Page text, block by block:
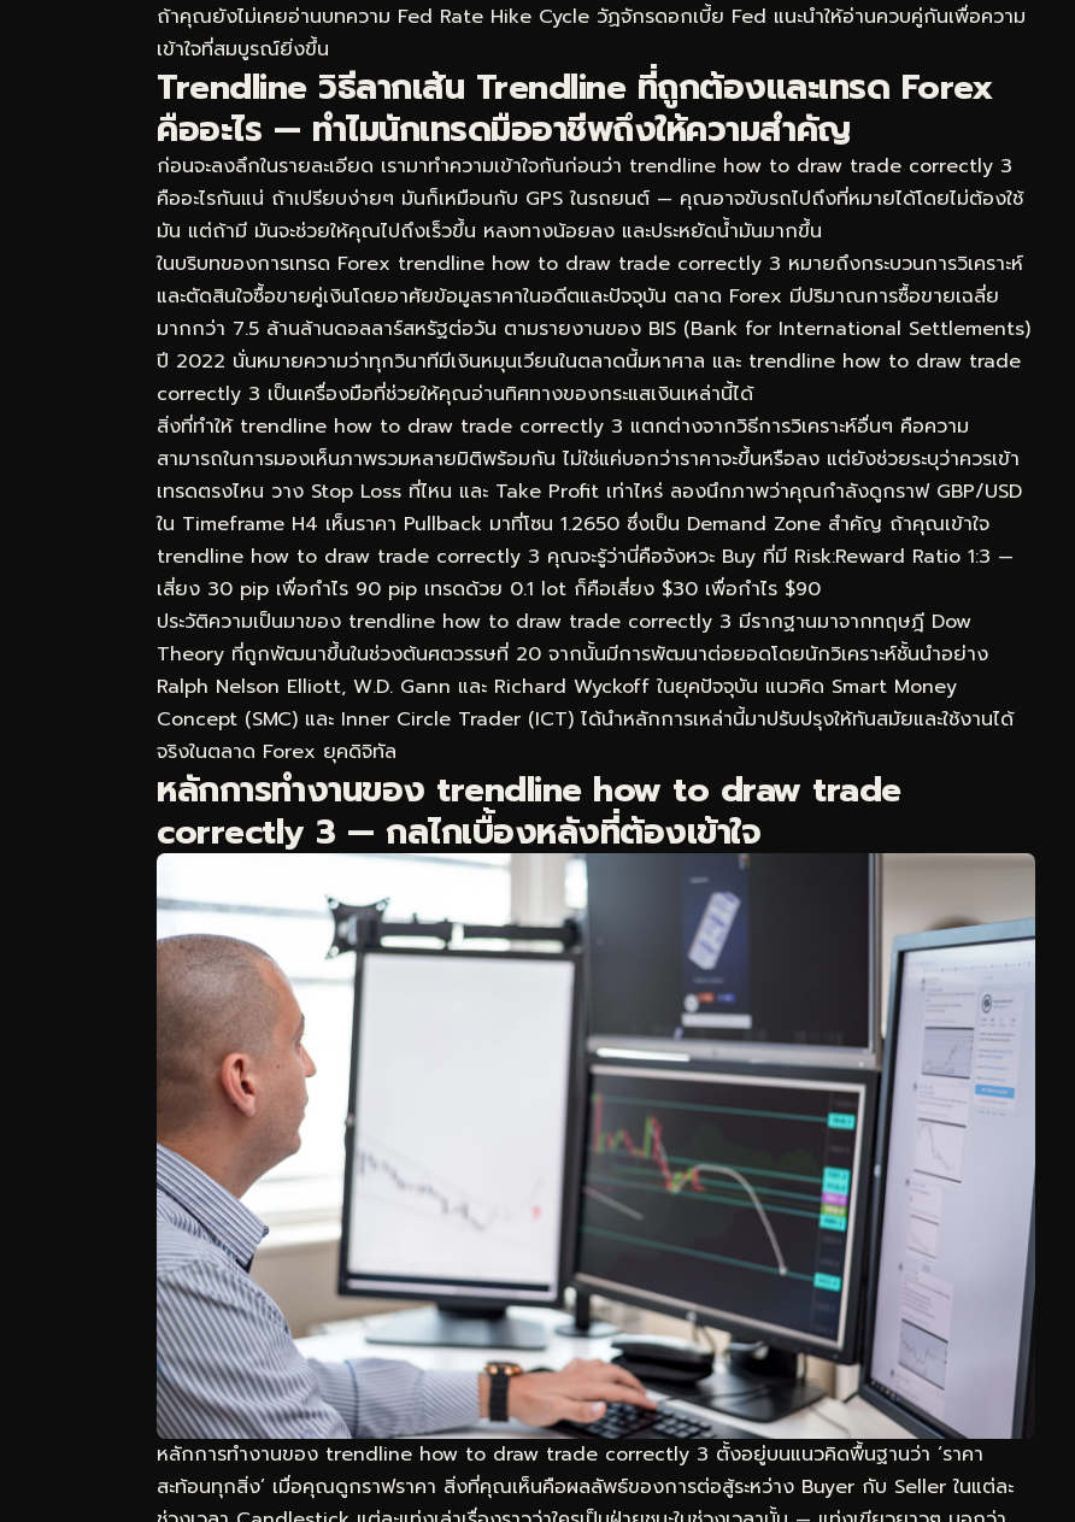
ถ้าคุณยังไม่เคยอ่านบทความ Fed Rate Hike Cycle วัฏจักรดอกเบี้ย Fed แนะนำให้อ่านควบคู่กันเพื่อความ
เข้าใจที่สมบูรณ์ยิ่งขึ้น
Trendline วิธีลากเส้น Trendline ที่ถูกต้องและเทรด Forex
คืออะไร — ทำไมนักเทรดมืออาชีพถึงให้ความสำคัญ
ก่อนจะลงลึกในรายละเอียด เรามาทำความเข้าใจกันก่อนว่า trendline how to draw trade correctly 3
คืออะไรกันแน่ ถ้าเปรียบง่ายๆ มันก็เหมือนกับ GPS ในรถยนต์ — คุณอาจขับรถไปถึงที่หมายได้โดยไม่ต้องใช้
มัน แต่ถ้ามี มันจะช่วยให้คุณไปถึงเร็วขึ้น หลงทางน้อยลง และประหยัดน้ำมันมากขึ้น
ในบริบทของการเทรด Forex trendline how to draw trade correctly 3 หมายถึงกระบวนการวิเคราะห์
และตัดสินใจซื้อขายคู่เงินโดยอาศัยข้อมูลราคาในอดีตและปัจจุบัน ตลาด Forex มีปริมาณการซื้อขายเฉลี่ย
มากกว่า 7.5 ล้านล้านดอลลาร์สหรัฐต่อวัน ตามรายงานของ BIS (Bank for International Settlements)
ปี 2022 นั่นหมายความว่าทุกวินาทีมีเงินหมุนเวียนในตลาดนี้มหาศาล และ trendline how to draw trade
correctly 3 เป็นเครื่องมือที่ช่วยให้คุณอ่านทิศทางของกระแสเงินเหล่านี้ได้
สิ่งที่ทำให้ trendline how to draw trade correctly 3 แตกต่างจากวิธีการวิเคราะห์อื่นๆ คือความ
สามารถในการมองเห็นภาพรวมหลายมิติพร้อมกัน ไม่ใช่แค่บอกว่าราคาจะขึ้นหรือลง แต่ยังช่วยระบุว่าควรเข้า
เทรดตรงไหน วาง Stop Loss ที่ไหน และ Take Profit เท่าไหร่ ลองนึกภาพว่าคุณกำลังดูกราฟ GBP/USD
ใน Timeframe H4 เห็นราคา Pullback มาที่โซน 1.2650 ซึ่งเป็น Demand Zone สำคัญ ถ้าคุณเข้าใจ
trendline how to draw trade correctly 3 คุณจะรู้ว่านี่คือจังหวะ Buy ที่มี Risk:Reward Ratio 1:3 —
เสี่ยง 30 pip เพื่อกำไร 90 pip เทรดด้วย 0.1 lot ก็คือเสี่ยง $30 เพื่อกำไร $90
ประวัติความเป็นมาของ trendline how to draw trade correctly 3 มีรากฐานมาจากทฤษฎี Dow
Theory ที่ถูกพัฒนาขึ้นในช่วงต้นศตวรรษที่ 20 จากนั้นมีการพัฒนาต่อยอดโดยนักวิเคราะห์ชั้นนำอย่าง
Ralph Nelson Elliott, W.D. Gann และ Richard Wyckoff ในยุคปัจจุบัน แนวคิด Smart Money
Concept (SMC) และ Inner Circle Trader (ICT) ได้นำหลักการเหล่านี้มาปรับปรุงให้ทันสมัยและใช้งานได้
จริงในตลาด Forex ยุคดิจิทัล
หลักการทำงานของ trendline how to draw trade
correctly 3 — กลไกเบื้องหลังที่ต้องเข้าใจ
หลักการทำงานของ trendline how to draw trade correctly 3 ตั้งอยู่บนแนวคิดพื้นฐานว่า ‘ราคา
สะท้อนทุกสิ่ง’ เมื่อคุณดูกราฟราคา สิ่งที่คุณเห็นคือผลลัพธ์ของการต่อสู้ระหว่าง Buyer กับ Seller ในแต่ละ